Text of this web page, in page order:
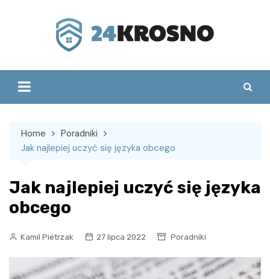
Home
Poradniki
Jak najlepiej uczyć się języka obcego
Jak najlepiej uczyć się języka
obcego
Kamil Pietrzak 27 lipca 2022 Poradniki